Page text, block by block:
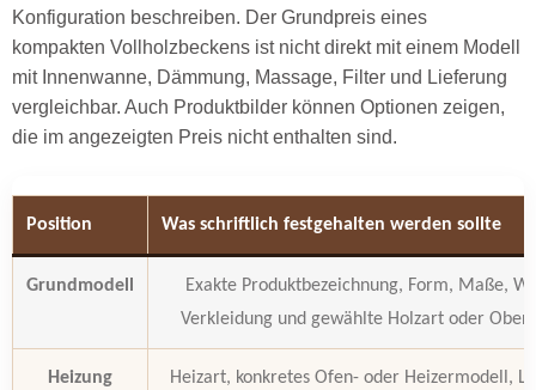
Konfiguration beschreiben. Der Grundpreis eines
kompakten Vollholzbeckens ist nicht direkt mit einem Modell
mit Innenwanne, Dämmung, Massage, Filter und Lieferung
vergleichbar. Auch Produktbilder können Optionen zeigen,
die im angezeigten Preis nicht enthalten sind.
Position Was schriftlich festgehalten werden sollte
Grundmodell
Exakte Produktbezeichnung, Form, Maße,
Verkleidung und gewählte Holzart oder
Heizung
Heizart, konkretes Ofen- oder Heizermodell,